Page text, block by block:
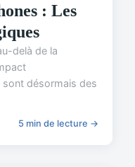
: Les
delà de la
sont désormais des
5 min de lecture →